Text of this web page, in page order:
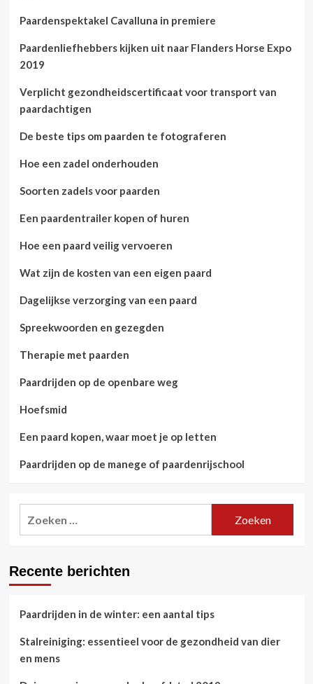
Paardenspektakel Cavalluna in premiere
Paardenliefhebbers kijken uit naar Flanders Horse Expo
2019
Verplicht gezondheidscertificaat voor transport van
paardachtigen
De beste tips om paarden te fotograferen
Hoe een zadel onderhouden
Soorten zadels voor paarden
Een paardentrailer kopen of huren
Hoe een paard veilig vervoeren
Wat zijn de kosten van een eigen paard
Dagelijkse verzorging van een paard
Spreekwoorden en gezegden
Therapie met paarden
Paardrijden op de openbare weg
Hoefsmid
Een paard kopen, waar moet je op letten
Paardrijden op de manege of paardenrijschool
Recente berichten
Paardrijden in de winter: een aantal tips
Stalreiniging: essentieel voor de gezondheid van dier
en mens